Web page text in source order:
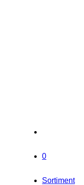
0
Sortiment